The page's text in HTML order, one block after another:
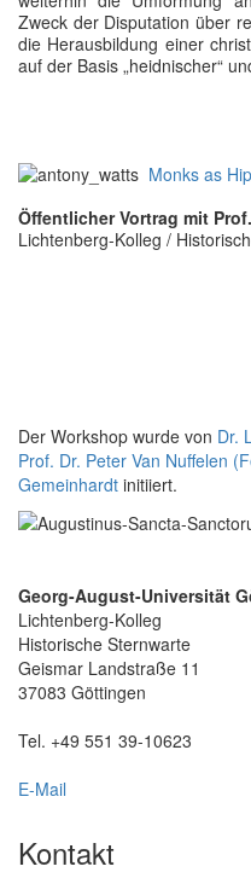
Zweck der Disputation über
die Herausbildung einer
auf der Basis „heidnischer“
Monks as
Öffentlicher Vortrag mit
Lichtenberg-Kolleg /
Der Workshop wurde von Dr.
Prof. Dr. Peter Van Nuffelen
Gemeinhardt initiiert.
Georg-August-Universität
Lichtenberg-Kolleg
Historische Sternwarte
Geismar Landstraße 11
37083 Göttingen
Tel. +49 551 39-10623
E-Mail
Kontakt